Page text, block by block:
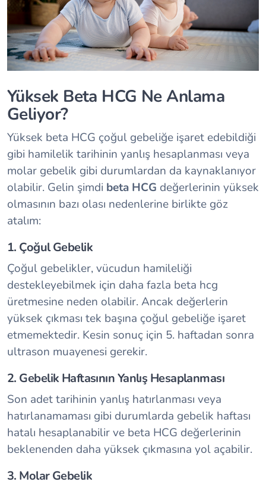
Yüksek Beta HCG Ne Anlama
Geliyor?
Yüksek beta HCG çoğul gebeliğe işaret edebildiği
gibi hamilelik tarihinin yanlış hesaplanması veya
molar gebelik gibi durumlardan da kaynaklanıyor
olabilir. Gelin şimdi beta HCG değerlerinin yüksek
olmasının bazı olası nedenlerine birlikte göz
atalım:
1. Çoğul Gebelik
Çoğul gebelikler, vücudun hamileliği
destekleyebilmek için daha fazla beta hcg
üretmesine neden olabilir. Ancak değerlerin
yüksek çıkması tek başına çoğul gebeliğe işaret
etmemektedir. Kesin sonuç için 5. haftadan sonra
ultrason muayenesi gerekir.
2. Gebelik Haftasının Yanlış Hesaplanması
Son adet tarihinin yanlış hatırlanması veya
hatırlanamaması gibi durumlarda gebelik haftası
hatalı hesaplanabilir ve beta HCG değerlerinin
beklenenden daha yüksek çıkmasına yol açabilir.
3. Molar Gebelik